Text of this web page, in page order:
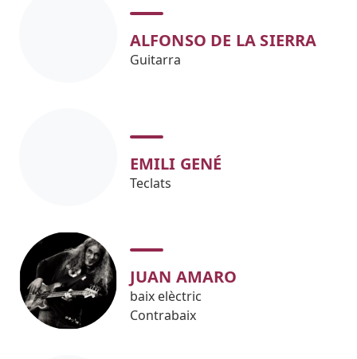
ALFONSO DE LA SIERRA
Guitarra
EMILI GENÉ
Teclats
JUAN AMARO
baix elèctric
Contrabaix